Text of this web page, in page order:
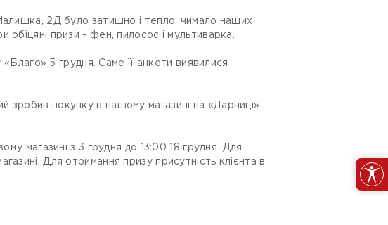
2Д було затишно і тепло: чимало наших
обіцяні призи - фен, пилосос і мультиварка.
«Благо» 5 грудня. Саме її анкети виявилися
зробив покупку в нашому магазині на «Дарниці»
магазині з 3 грудня до 13:00 18 грудня. Для
Для отримання призу присутність клієнта в